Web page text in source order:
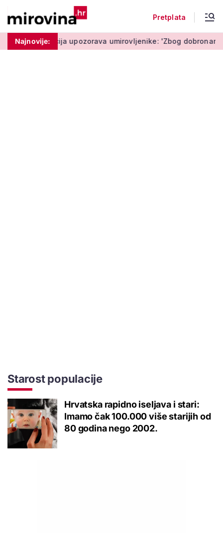
Pretplata
Najnovije:
Policija upozorava umirovljenike: 'Zbog
Starost populacije
Hrvatska rapidno iseljava i stari:
Imamo čak 100.000 više starijih od
80 godina nego 2002.